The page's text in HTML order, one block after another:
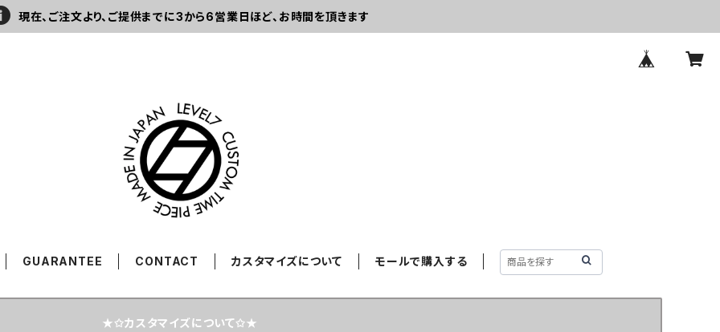
現在、ご注文より、ご提供までに3から6営業日ほど、お時間を頂きます
GUARANTEE CONTACT カスタマイズについて モールで購入する
★✩カスタマイズについて✩★